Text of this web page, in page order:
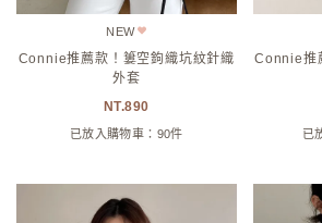
NEW
Connie推薦款！簍空鉤織坑紋針織
外套
890
已放入購物車：90件
Connie推
已